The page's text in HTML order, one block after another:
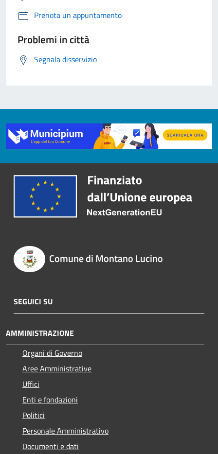
Prenota un appuntamento
Problemi in città
Segnala disservizio
Comune di Montano Lucino
SEGUICI SU
AMMINISTRAZIONE
Organi di Governo
Aree Amministrative
Uffici
Enti e fondazioni
Politici
Personale Amministrativo
Documenti e dati